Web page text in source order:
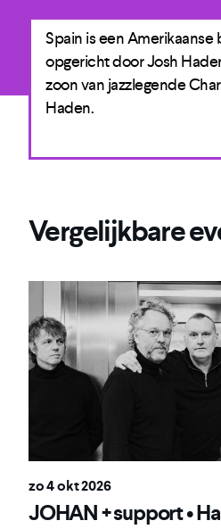
Spain is een Amerikaanse
opgericht door Josh
zoon van jazzlegende
Haden.
Vergelijkbare
zo 4 okt 2026
JOHAN + support •